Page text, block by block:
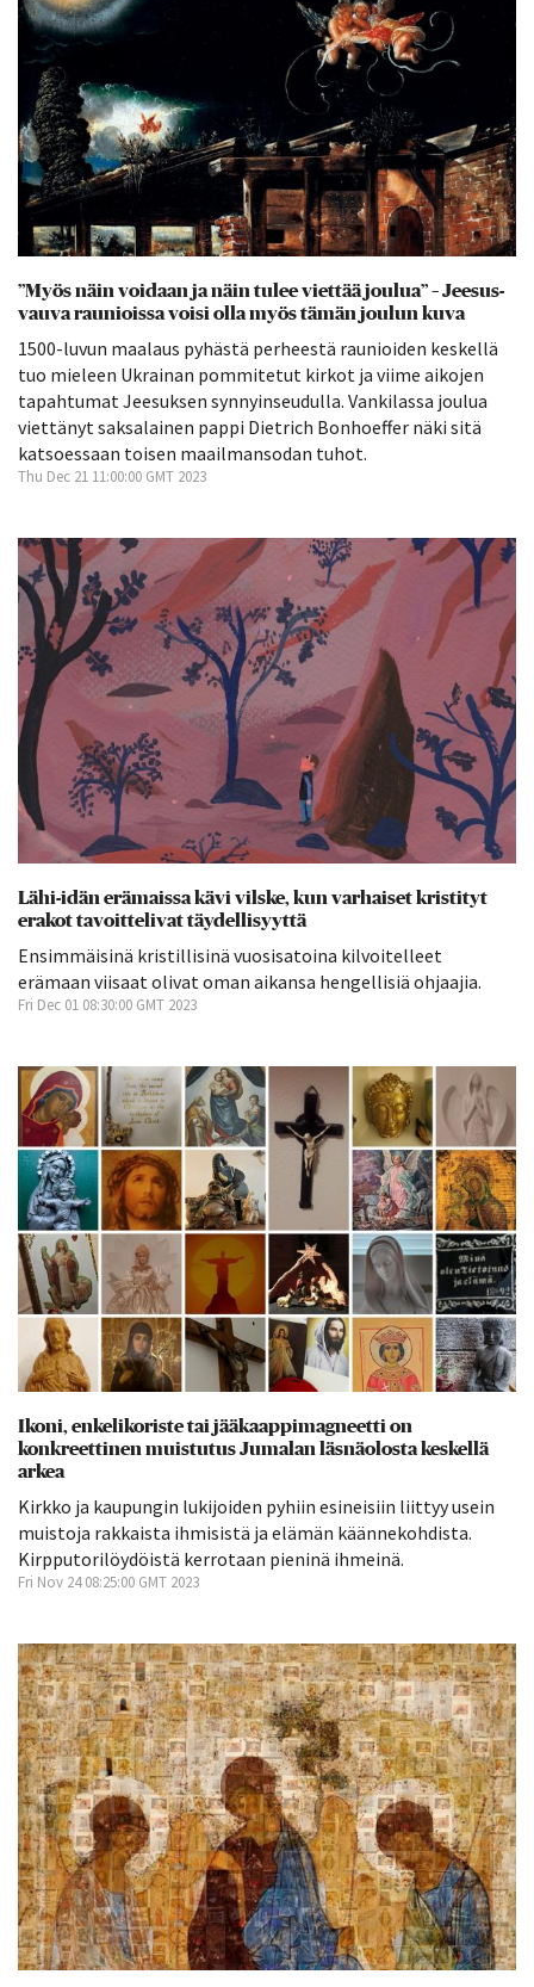
”Myös näin voidaan ja näin tulee viettää joulua” – Jeesus-
vauva raunioissa voisi olla myös tämän joulun kuva
1500-luvun maalaus pyhästä perheestä raunioiden keskellä
tuo mieleen Ukrainan pommitetut kirkot ja viime aikojen
tapahtumat Jeesuksen synnyinseudulla. Vankilassa joulua
viettänyt saksalainen pappi Dietrich Bonhoeffer näki sitä
katsoessaan toisen maailmansodan tuhot.
Thu Dec 21 11:00:00 GMT 2023
Lähi-idän erämaissa kävi vilske, kun varhaiset kristityt
erakot tavoittelivat täydellisyyttä
Ensimmäisinä kristillisinä vuosisatoina kilvoitelleet
erämaan viisaat olivat oman aikansa hengellisiä ohjaajia.
Fri Dec 01 08:30:00 GMT 2023
Ikoni, enkelikoriste tai jääkaappimagneetti on
konkreettinen muistutus Jumalan läsnäolosta keskellä
arkea
Kirkko ja kaupungin lukijoiden pyhiin esineisiin liittyy usein
muistoja rakkaista ihmisistä ja elämän käännekohdista.
Kirpputorilöydöistä kerrotaan pieninä ihmeinä.
Fri Nov 24 08:25:00 GMT 2023